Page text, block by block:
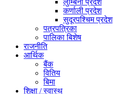
लुम्बिनी प्रदेश
कर्णाली प्रदेश
सुदूरपश्चिम प्रदेश
पत्रपत्रिका
पालिका बिशेष
राजनीति
आर्थिक
बैंक
वितिय
बिमा
शिक्षा / स्वास्थ